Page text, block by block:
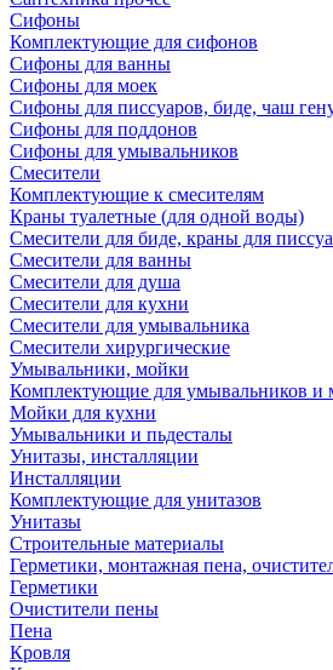
Сифоны
Комплектующие для сифонов
Сифоны для ванны
Сифоны для моек
Сифоны для писсуаров, биде, чаш
Сифоны для поддонов
Сифоны для умывальников
Смесители
Комплектующие к смесителям
Краны туалетные (для одной воды)
Смесители для биде, краны для
Смесители для ванны
Смесители для душа
Смесители для кухни
Смесители для умывальника
Смесители хирургические
Умывальники, мойки
Комплектующие для умывальников и
Мойки для кухни
Умывальники и пьдесталы
Унитазы, инсталляции
Инсталляции
Комплектующие для унитазов
Унитазы
Строительные материалы
Герметики, монтажная пена,
Герметики
Очистители пены
Пена
Кровля